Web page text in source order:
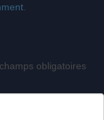
obligatoires